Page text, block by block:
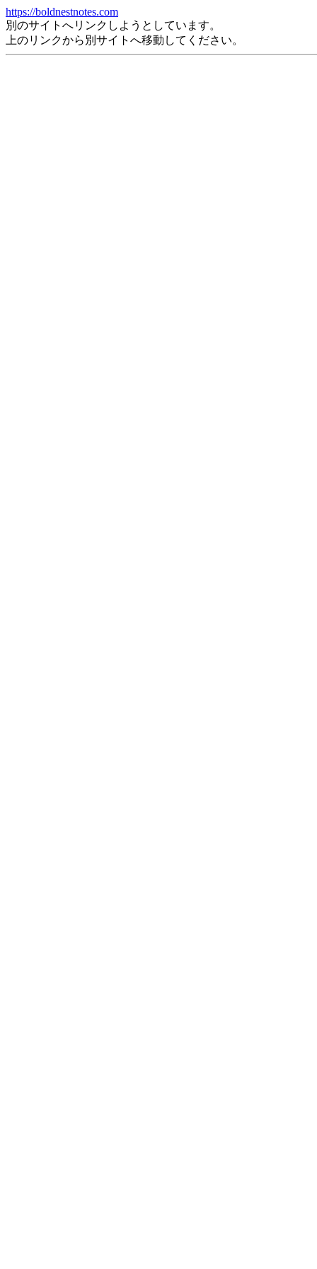
https://boldnestnotes.com
別のサイトへリンクしようとしています。
上のリンクから別サイトへ移動してください。